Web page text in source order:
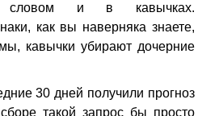
словом и в кавычках.
как вы наверняка знаете,
кавычки убирают дочерние
30 дней получили прогноз
такой запрос бы просто